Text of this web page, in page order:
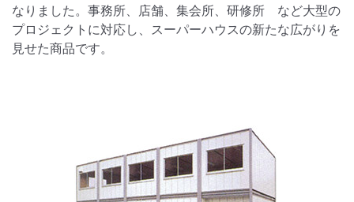
なりました。事務所、店舗、集会所、研修所 など大型の
プロジェクトに対応し、スーパーハウスの新たな広がりを
見せた商品です。